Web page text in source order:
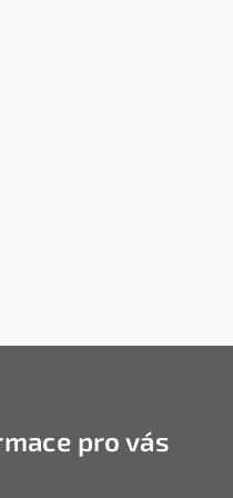
pro vás